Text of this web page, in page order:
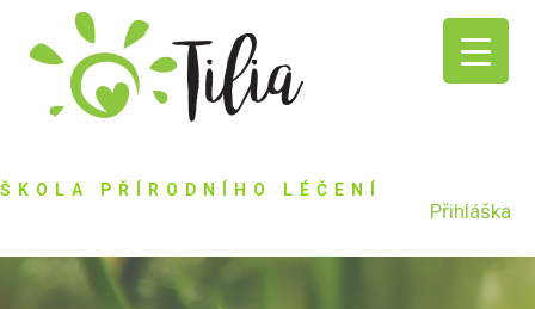
ŠKOLA PŘÍRODNÍHO LÉČENÍ
Přihláška